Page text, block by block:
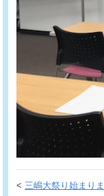
<三嶋大祭り始まり